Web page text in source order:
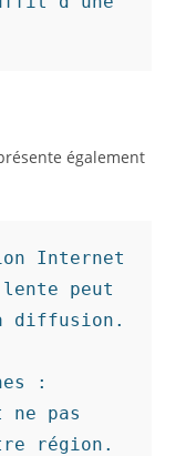
également
Internet
peut
diffusion.
:
ne pas
région.